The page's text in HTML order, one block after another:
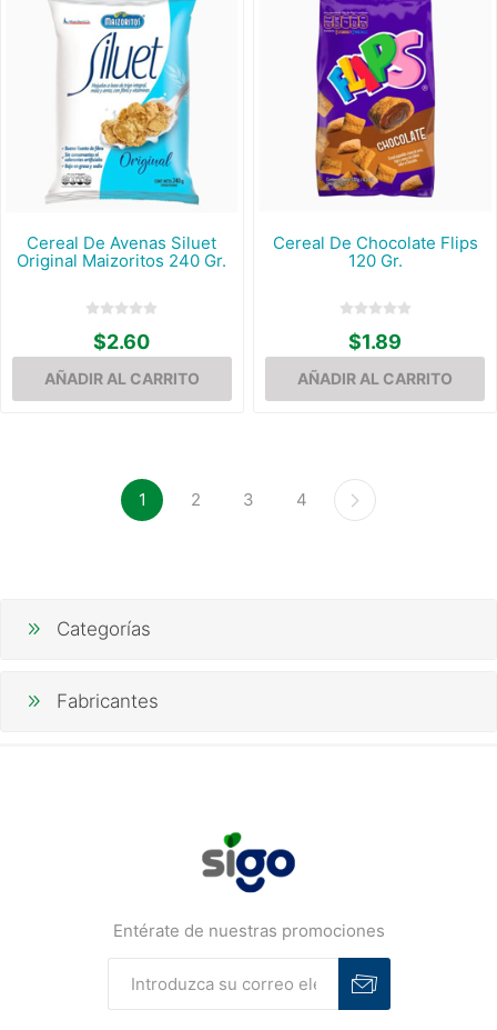
Cereal De Avenas Siluet
Original Maizoritos 240 Gr.
$2.60
Cereal De Chocolate Flips
120 Gr.
$1.89
1 2 3 4
Categorías
Fabricantes
Entérate de nuestras promociones